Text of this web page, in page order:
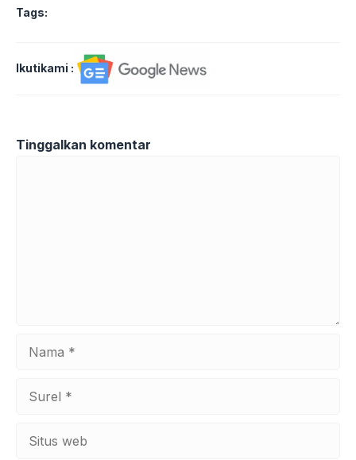
Tags:
Ikutikami :
Tinggalkan komentar
web